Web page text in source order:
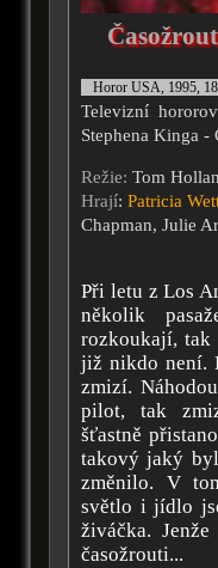
Horor USA, 1995,
Televizní
Stephena Kinga -
Režie: Tom
Hrají: Patricia
Chapman, Julie
Při letu z Los
několik
rozkoukají, tak
již nikdo není.
zmizí.
pilot, tak
šťastně
takový jaký
změnilo. V
světlo i jídlo
živáčka.
časožrouti...